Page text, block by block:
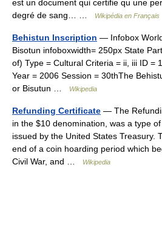
est un document qui certifie qu une
degré de sang… …
Wikipédia en Français
Behistun Inscription — Infobox
Bisotun infoboxwidth= 250px State
of) Type = Cultural Criteria = ii, iii ID =
Year = 2006 Session = 30thThe
or Bisutun …
Wikipedia
Refunding Certificate — The
in the $10 denomination, was a type
issued by the United States Treasury.
end of a coin hoarding period which
Civil War, and …
Wikipedia